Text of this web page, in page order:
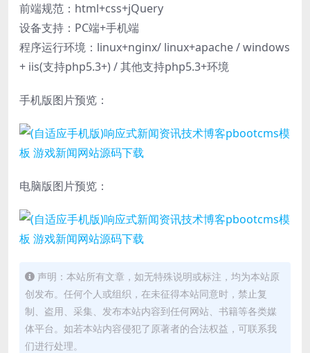
前端规范：html+css+jQuery
设备支持：PC端+手机端
程序运行环境：linux+nginx/ linux+apache / windows
+ iis(支持php5.3+) / 其他支持php5.3+环境
手机版图片预览：
电脑版图片预览：
声明：本站所有文章，如无特殊说明或标注，均为本站原
创发布。任何个人或组织，在未征得本站同意时，禁止复
制、盗用、采集、发布本站内容到任何网站、书籍等各类媒
体平台。如若本站内容侵犯了原著者的合法权益，可联系我
们进行处理。